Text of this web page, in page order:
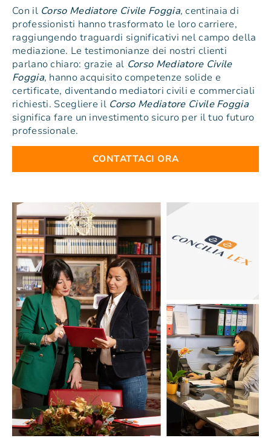
Con il Corso Mediatore Civile Foggia, centinaia di
professionisti hanno trasformato le loro carriere,
raggiungendo traguardi significativi nel campo della
mediazione. Le testimonianze dei nostri clienti
parlano chiaro: grazie al Corso Mediatore Civile
Foggia, hanno acquisito competenze solide e
certificate, diventando mediatori civili e commerciali
richiesti. Scegliere il Corso Mediatore Civile Foggia
significa fare un investimento sicuro per il tuo futuro
professionale.
CONTATTACI ORA